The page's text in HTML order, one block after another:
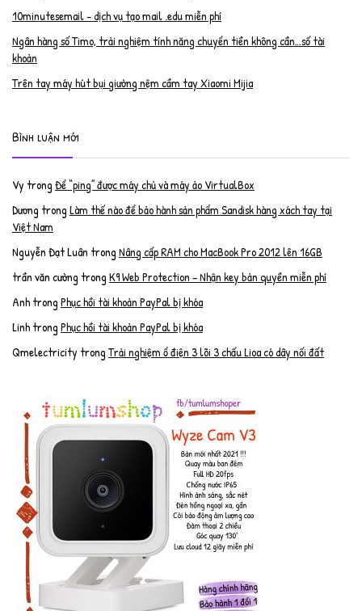
10minutesemail – dịch vụ tạo mail .edu miễn phí
Ngân hàng số Timo, trải nghiệm tính năng chuyển tiền không cần…số tài
khoản
Trên tay máy hút bụi giường nệm cầm tay Xiaomi Mijia
Bình luận mới
Vy trongĐể “ping” được máy chủ và máy ảo VirtualBox
Dương trongLàm thế nào để bảo hành sản phẩm Sandisk hàng xách tay tại
Việt Nam
Nguyễn Đạt Luân trongNâng cấp RAM cho MacBook Pro 2012 lên 16GB
trần văn cường trongK9 Web Protection – Nhận key bản quyền miễn phí
AnhtrongPhục hồi tài khoản PayPal bị khóa
LinhtrongPhục hồi tài khoản PayPal bị khóa
Qmelectricity trongTrải nghiệm ổ điện 3 lõi 3 chấu Lioa có dây nối đất